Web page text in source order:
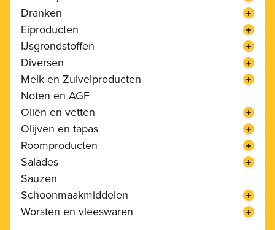
Dranken
Eiproducten
IJsgrondstoffen
Diversen
Melk en Zuivelproducten
Noten en AGF
Oliën en vetten
Olijven en tapas
Roomproducten
Salades
Sauzen
Schoonmaakmiddelen
Worsten en vleeswaren